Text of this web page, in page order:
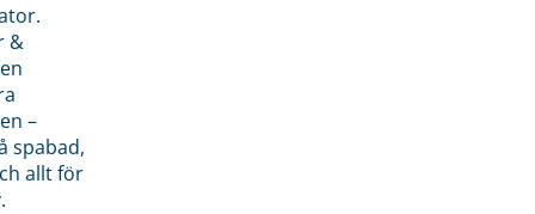
&
–
spabad,
allt för